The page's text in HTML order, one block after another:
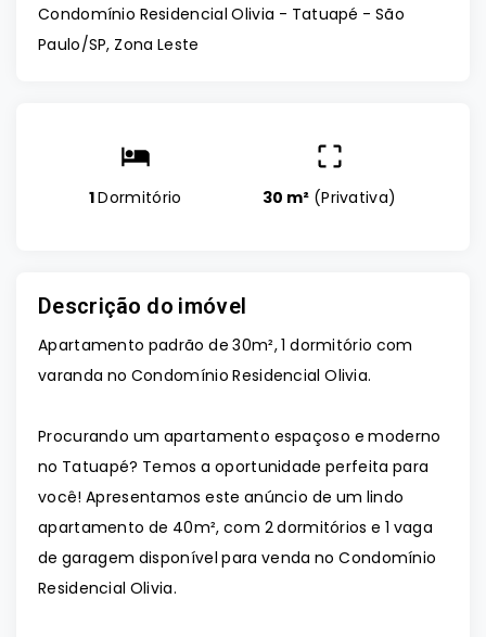
Condomínio Residencial Olivia - Tatuapé - São
Paulo/SP, Zona Leste
1Dormitório 30 m² (Privativa)
Descrição do imóvel
Apartamento padrão de 30m², 1 dormitório com
varanda no Condomínio Residencial Olivia.
Procurando um apartamento espaçoso e moderno
no Tatuapé? Temos a oportunidade perfeita para
você! Apresentamos este anúncio de um lindo
apartamento de 40m², com 2 dormitórios e 1 vaga
de garagem disponível para venda no Condomínio
Residencial Olivia.